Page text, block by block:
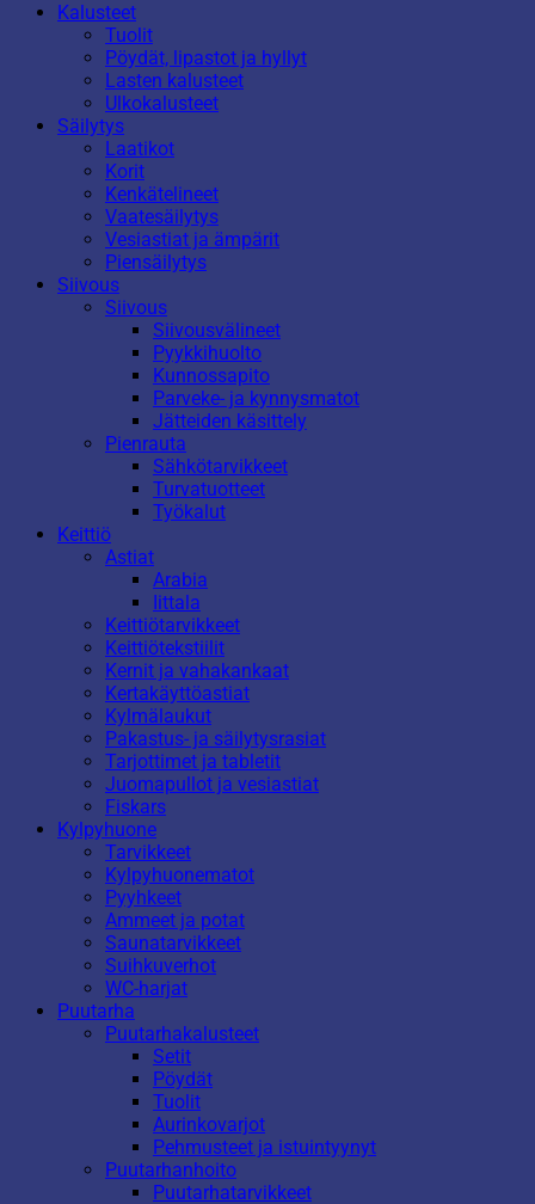
Kalusteet
Tuolit
Pöydät, lipastot ja hyllyt
Lasten kalusteet
Ulkokalusteet
Säilytys
Laatikot
Korit
Kenkätelineet
Vaatesäilytys
Vesiastiat ja ämpärit
Piensäilytys
Siivous
Siivous
Siivousvälineet
Pyykkihuolto
Kunnossapito
Parveke- ja kynnysmatot
Jätteiden käsittely
Pienrauta
Sähkötarvikkeet
Turvatuotteet
Työkalut
Keittiö
Astiat
Arabia
Iittala
Keittiötarvikkeet
Keittiötekstiilit
Kernit ja vahakankaat
Kertakäyttöastiat
Kylmälaukut
Pakastus- ja säilytysrasiat
Tarjottimet ja tabletit
Juomapullot ja vesiastiat
Fiskars
Kylpyhuone
Tarvikkeet
Kylpyhuonematot
Pyyhkeet
Ammeet ja potat
Saunatarvikkeet
Suihkuverhot
WC-harjat
Puutarha
Puutarhakalusteet
Setit
Pöydät
Tuolit
Aurinkovarjot
Pehmusteet ja istuintyynyt
Puutarhanhoito
Puutarhatarvikkeet